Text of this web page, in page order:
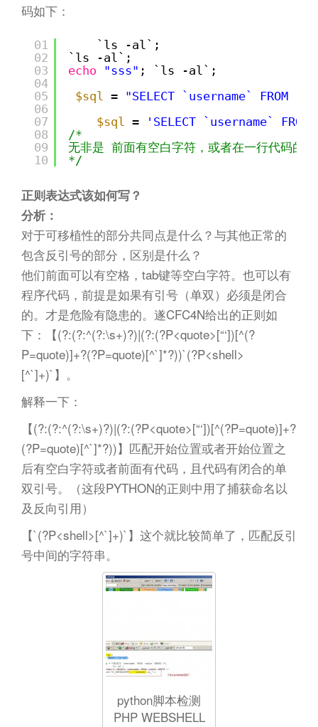
码如下：
01
02
03
04
05
06
07
08
09
10
`ls -al`;
`ls -al`;
echo
"sss" ; `ls -al`;
$sql = "SELECT `username` FROM
$sql =
'SELECT `username`
/*
无非是 前面有空白字符，或者在一行代码的
*/
正则表达式该如何写？
分析：
对于可移植性的部分共同点是什么？与其他正常的
包含反引号的部分，区别是什么？
他们前面可以有空格，tab键等空白字符。也可以有
程序代码，前提是如果有引号（单双）必须是闭合
的。才是危险有隐患的。遂CFC4N给出的正则如
下：【(?:(?:^(?:\s+)?)|(?:(?P<quote>[“‘])[^(?
P=quote)]+?(?P=quote)[^`]*?))`(?P<shell>
[^`]+)`】。
解释一下：
【(?:(?:^(?:\s+)?)|(?:(?P<quote>[“‘])[^(?P=quote)]+?
(?P=quote)[^`]*?))】匹配开始位置或者开始位置之
后有空白字符或者前面有代码，且代码有闭合的单
双引号。（这段PYTHON的正则中用了捕获命名以
及反向引用）
【`(?P<shell>[^`]+)`】这个就比较简单了，匹配反引
号中间的字符串。
python脚本检测
PHP WEBSHELL